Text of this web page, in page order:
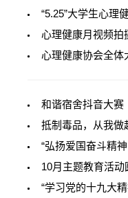
“5.25”大学生心理
心理健康月视频拍
心理健康协会全体
和谐宿舍抖音大赛
抵制毒品，从我做
“弘扬爱国奋斗精
10月主题教育活动
“学习党的十九大